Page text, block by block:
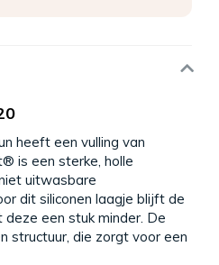
heeft een vulling van
is een sterke, holle
uitwasbare
dit siliconen laagje blijft de
een stuk minder. De
structuur, die zorgt voor een